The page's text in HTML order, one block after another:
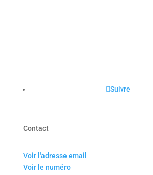
Suivre
Contact
Voir l'adresse email
Voir le numéro